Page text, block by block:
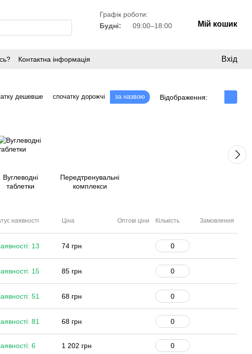
Графік роботи:
Будні:
09:00–18:00 Мій кошик
Контактна інформація Вхід
дешевше спочатку дорожчі за назвою Відображення:
Вуглеводні
таблетки
Передтренувальні
комплекси
наявності Ціна Оптові ціни Кількість Замовлення
13 74 грн
15 85 грн
51 68 грн
81 68 грн
6 1 202 грн